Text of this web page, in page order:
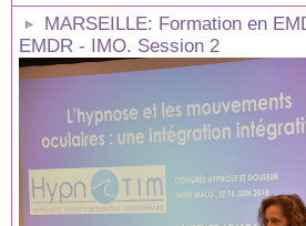
MARSEILLE: Formation en
EMDR - IMO. Session 2